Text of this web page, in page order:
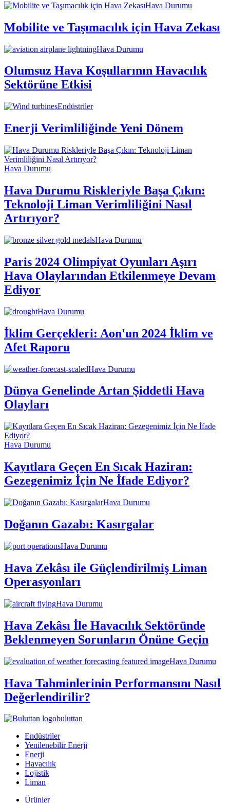
Hava Durumu
Mobilite ve Taşımacılık için Hava Zekası
Hava Durumu
Olumsuz Hava Koşullarının Havacılık
Sektörüne Etkisi
Endüstriler
Enerji Verimliliğinde Yeni Dönem
Hava Durumu
Hava Durumu Riskleriyle Başa Çıkın:
Teknoloji Liman Verimliliğini Nasıl
Artırıyor?
Hava Durumu
Paris 2024 Olimpiyat Oyunları Aşırı
Hava Olaylarından Etkilenmeye Devam
Ediyor
Hava Durumu
İklim Gerçekleri: Aon'un 2024 İklim ve
Afet Raporu
Hava Durumu
Dünya Genelinde Artan Şiddetli Hava
Olayları
Hava Durumu
Kayıtlara Geçen En Sıcak Haziran:
Gezegenimiz İçin Ne İfade Ediyor?
Hava Durumu
Doğanın Gazabı: Kasırgalar
Hava Durumu
Hava Zekâsı ile Güçlendirilmiş Liman
Operasyonları
Hava Durumu
Hava Zekâsı İle Havacılık Sektöründe
Beklenmeyen Sorunların Önüne Geçin
Hava Durumu
Hava Tahminlerinin Performansını Nasıl
Değerlendirilir?
buluttan
Endüstriler
Yenilenebilir Enerji
Enerji
Havacılık
Lojistik
Liman
Ürünler